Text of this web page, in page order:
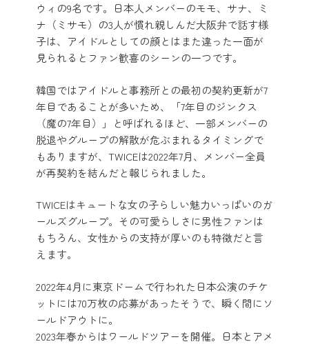
ウィの9名です。日本人メンバーのモモ、サナ、ミ
ナ（ミサモ）の3人が慣れ親しんだ大阪弁で話す様
子は、アイドルとしての顔とはまた違った一面が
見られるとファン歓喜のシーンの一つです。
韓国ではアイドルと事務所との最初の契約更新が7
年目であることが多いため、「7年目のジンクス
（魔の7年目）」と呼ばれるほど、一部メンバーの
脱退やグループの解散が危ぶまれるタイミングで
もありますが、TWICEは2022年7月、メンバー全員
が再契約を結んだと報じられました。
TWICEはキュートな女の子らしい魅力いっぱいのガ
ールズグループ。その可愛らしさに男性ファンは
もちろん、女性からの支持が厚いのも特徴だと言
えます。
2022年4月に東京ドームで行われた日本公演のチケ
ットには70万枚の応募があったそうで、瞬く間にソ
ールドアウトに。
2023年春からはワールドツアーを開催。日本とアメ